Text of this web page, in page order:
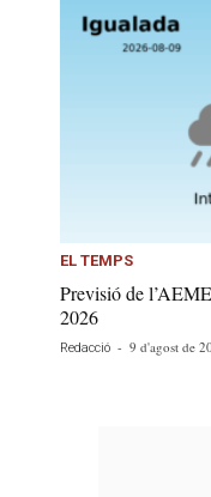
EL TEMPS
Previsió de
2026
Redacció - 9 d'agost de